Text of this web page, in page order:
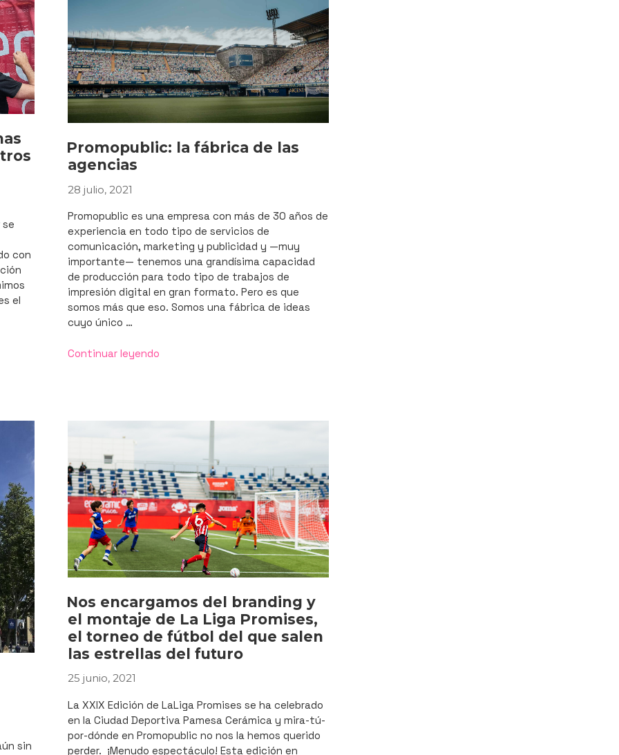
que
podemos
hacer
por
ti»
con
el
Promopublic: la fábrica de las
agencias
PUBLICADO
28 julio, 2021
Promopublic es una empresa con más de 30 años de
experiencia en todo tipo de servicios de
comunicación, marketing y publicidad y —muy
importante— tenemos una grandísima capacidad
de producción para todo tipo de trabajos de
impresión digital en gran formato. Pero es que
somos más que eso. Somos una fábrica de ideas
cuyo único …
Continuar leyendo
sin
Nos encargamos del branding y
el montaje de La Liga Promises,
el torneo de fútbol del que salen
las estrellas del futuro
PUBLICADO
25 junio, 2021
La XXIX Edición de LaLiga Promises se ha celebrado
en la Ciudad Deportiva Pamesa Cerámica y mira-tú-
por-dónde en Promopublic no nos la hemos querido
perder. ¡Menudo espectáculo! Esta edición en